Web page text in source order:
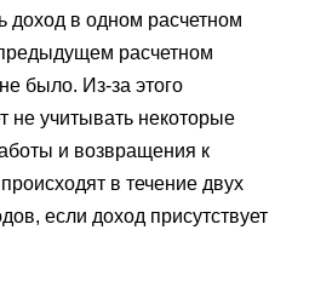
доход в одном расчетном
расчетном
было. Из-за этого
не учитывать некоторые
и возвращения к
в течение двух
если доход присутствует